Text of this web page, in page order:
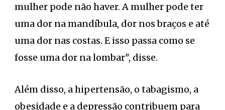
mulher pode não haver. A mulher pode ter
uma dor na mandíbula, dor nos braços e até
uma dor nas costas. E isso passa como se
fosse uma dor na lombar", disse.
Além disso, a hipertensão, o tabagismo, a
obesidade e a depressão contribuem para